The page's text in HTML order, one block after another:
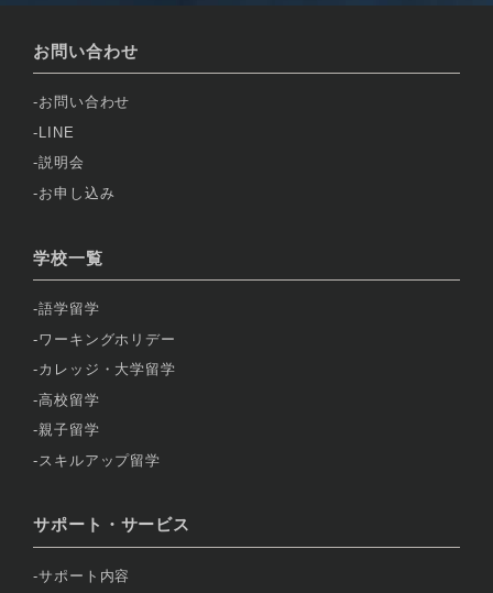
お問い合わせ
お問い合わせ
LINE
説明会
お申し込み
学校一覧
語学留学
ワーキングホリデー
カレッジ・大学留学
高校留学
親子留学
スキルアップ留学
サポート・サービス
サポート内容